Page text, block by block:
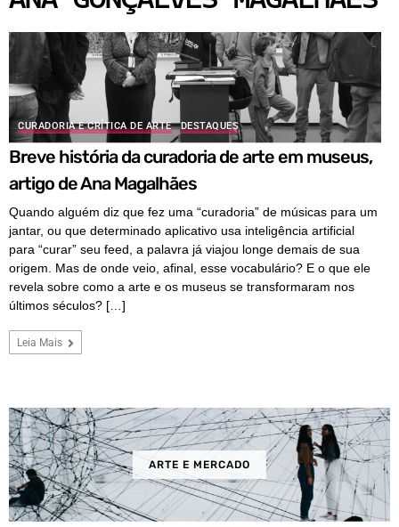
CURADORIA E CRÍTICA DE ARTE DESTAQUES
Breve história da curadoria de arte em museus,
artigo de Ana Magalhães
Quando alguém diz que fez uma “curadoria” de músicas para um
jantar, ou que determinado aplicativo usa inteligência artificial
para “curar” seu feed, a palavra já viajou longe demais de sua
origem. Mas de onde veio, afinal, esse vocabulário? E o que ele
revela sobre como a arte e os museus se transformaram nos
últimos séculos? […]
Leia Mais
ARTE E MERCADO